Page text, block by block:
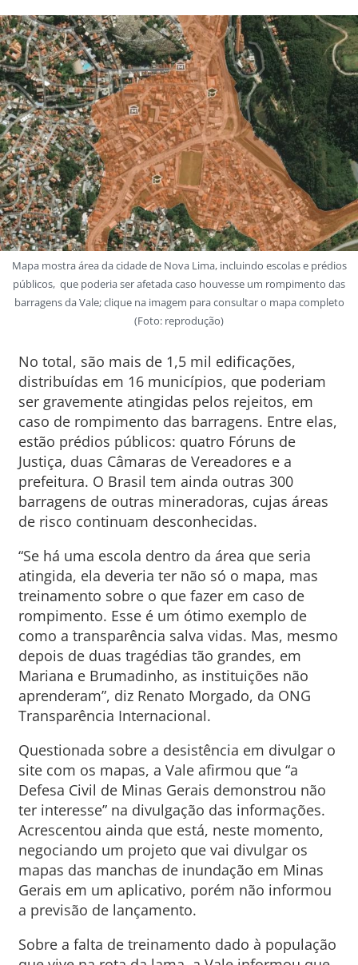
Mapa mostra área da cidade de Nova Lima, incluindo escolas e prédios
públicos, que poderia ser afetada caso houvesse um rompimento das
barragens da Vale; clique na imagem para consultar o mapa completo
(Foto: reprodução)
No total, são mais de 1,5 mil edificações,
distribuídas em 16 municípios, que poderiam
ser gravemente atingidas pelos rejeitos, em
caso de rompimento das barragens. Entre elas,
estão prédios públicos: quatro Fóruns de
Justiça, duas Câmaras de Vereadores e a
prefeitura. O Brasil tem ainda outras 300
barragens de outras mineradoras, cujas áreas
de risco continuam desconhecidas.
“Se há uma escola dentro da área que seria
atingida, ela deveria ter não só o mapa, mas
treinamento sobre o que fazer em caso de
rompimento. Esse é um ótimo exemplo de
como a transparência salva vidas. Mas, mesmo
depois de duas tragédias tão grandes, em
Mariana e Brumadinho, as instituições não
aprenderam”, diz Renato Morgado, da ONG
Transparência Internacional.
Questionada sobre a desistência em divulgar o
site com os mapas, a Vale afirmou que “a
Defesa Civil de Minas Gerais demonstrou não
ter interesse” na divulgação das informações.
Acrescentou ainda que está, neste momento,
negociando um projeto que vai divulgar os
mapas das manchas de inundação em Minas
Gerais em um aplicativo, porém não informou
a previsão de lançamento.
Sobre a falta de treinamento dado à população